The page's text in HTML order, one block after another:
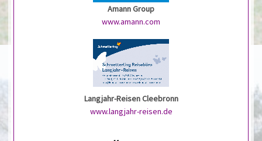
Amann Group
www.amann.com
Langjahr-Reisen Cleebronn
www.langjahr-reisen.de